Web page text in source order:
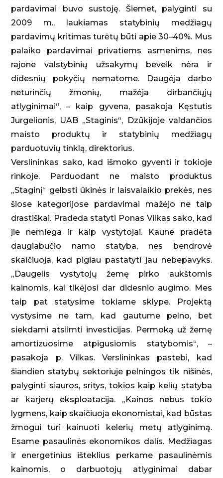
pardavimai buvo sustoję. Šiemet, palyginti su
2009 m., laukiamas statybinių medžiagų
pardavimų kritimas turėtų būti apie 30–40%. Mus
palaiko pardavimai privatiems asmenims, nes
rajone valstybinių užsakymų beveik nėra ir
didesnių pokyčių nematome. Daugėja darbo
neturinčių žmonių, mažėja dirbančiųjų
atlyginimai“, – kaip gyvena, pasakoja Kęstutis
Jurgelionis, UAB „Staginis“, Dzūkijoje valdančios
maisto produktų ir statybinių medžiagų
parduotuvių tinklą, direktorius.
Verslininkas sako, kad išmoko gyventi ir tokioje
rinkoje. Parduodant ne maisto produktus
„Staginį“ gelbsti ūkinės ir laisvalaikio prekės, nes
šiose kategorijose pardavimai mažėjo ne taip
drastiškai. Pradeda statyti Ponas Vilkas sako, kad
jie nemiega ir kaip vystytojai. Kaune pradėta
daugiabučio namo statyba, nes bendrovė
skaičiuoja, kad pigiau pastatyti jau nebepavyks.
„Daugelis vystytojų žemę pirko aukštomis
kainomis, kai tikėjosi dar didesnio augimo. Mes
taip pat statysime tokiame sklype. Projektą
vystysime ne tam, kad gautume pelno, bet
siekdami atsiimti investicijas. Permoką už žemę
amortizuosime atpigusiomis statybomis“, –
pasakoja p. Vilkas. Verslininkas pastebi, kad
šiandien statybų sektoriuje pelningos tik nišinės,
palyginti siauros, sritys, tokios kaip kelių statyba
ar karjerų eksploatacija. „Kainos nebus tokio
lygmens, kaip skaičiuoja ekonomistai, kad būstas
žmogui turi kainuoti kelerių metų atlyginimą.
Esame pasaulinės ekonomikos dalis. Medžiagas
ir energetinius išteklius perkame pasaulinėmis
kainomis, o darbuotojų atlyginimai dabar